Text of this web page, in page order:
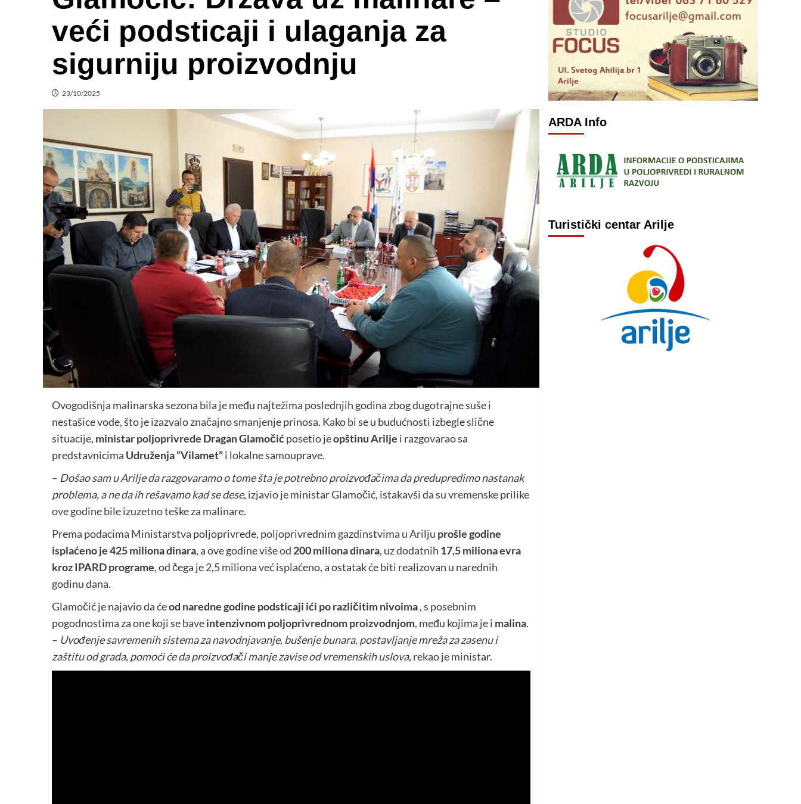
veći podsticaji i ulaganja za
sigurniju proizvodnju
23/10/2025
Ovogodišnja malinarska sezona bila je među najtežima poslednjih godina zbog dugotrajne suše i
nestašice vode, što je izazvalo značajno smanjenje prinosa. Kako bi se u budućnosti izbegle slične
situacije, ministar poljoprivrede Dragan Glamočićposetio jeopštinu Arilje i razgovarao sa
predstavnicima Udruženja “Vilamet”i lokalne samouprave.
– Došao sam u Arilje da razgovaramo o tome šta je potrebno proizvođačima da predupredimo nastanak
problema, a ne da ih rešavamo kad se dese, izjavio je ministar Glamočić, istakavši da su vremenske prilike
ove godine bile izuzetno teške za malinare.
Prema podacima Ministarstva poljoprivrede, poljoprivrednim gazdinstvima u Arilju prošle godine
isplaćeno je 425 miliona dinara, a ove godine više od 200 miliona dinara, uz dodatnih 17,5 miliona evra
kroz IPARD programe, od čega je 2,5 miliona već isplaćeno, a ostatak će biti realizovan u narednih
godinu dana.
Glamočić je najavio da ćeod naredne godine podsticaji ići po različitim nivoima, s posebnim
pogodnostima za one koji se baveintenzivnom poljoprivrednom proizvodnjom, među kojima je i malina.
– Uvođenje savremenih sistema za navodnjavanje, bušenje bunara, postavljanje mreža za zasenu i
zaštitu od grada, pomoći će da proizvođači manje zavise od vremenskih uslova, rekao je ministar.
ARDA Info
Turistički centar Arilje